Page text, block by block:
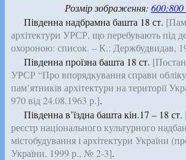
Розмір зображення: 600:800
Південна надбрамна башта 18 ст.
архітектури УРСР, що перебувають під
охороною: список. – К.: Держбудвидав,
Південна проїзна башта 18 ст.
УРСР “Про впорядкування справи
пам’ятників архітектури на території
970 від 24.08.1963 р.].
Південна в’їздна башта кін.17 – 18 ст.
реєстр національного культурного
містобудування і архітектури України
України, 1999 р., № 2-3].